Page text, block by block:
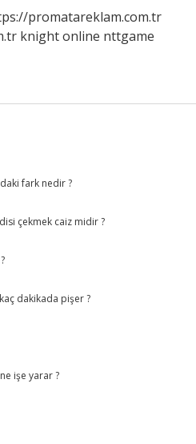
promatareklam.com.tr
knight online nttgame
fark nedir ?
çekmek caiz midir ?
dakikada pişer ?
işe yarar ?